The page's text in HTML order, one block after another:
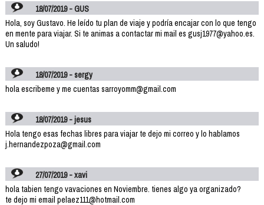
18/07/2019 - GUS
Hola, soy Gustavo. He leído tu plan de viaje y podría encajar con lo que tengo
en mente para viajar. Si te animas a contactar mi mail es gusj1977@yahoo.es.
Un saludo!
18/07/2019 - sergy
hola escribeme y me cuentas sarroyomm@gmail.com
18/07/2019 - jesus
Hola tengo esas fechas libres para viajar te dejo mi correo y lo hablamos
j.hernandezpoza@gmail.com
27/07/2019 - xavi
hola tabien tengo vavaciones en Noviembre. tienes algo ya organizado?
te dejo mi email pelaez111@hotmail.com